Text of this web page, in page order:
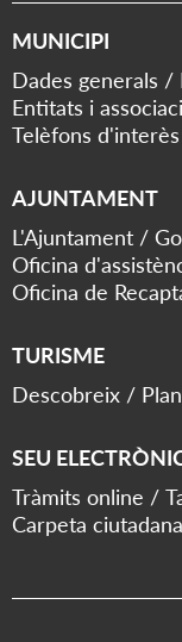
MUNICIPI
Dades generals
Entitats i
Telèfons d'interès
AJUNTAMENT
L'Ajuntament
Oficina
Oficina de
TURISME
Descobreix
SEU
Tràmits online
Carpeta ciutadana